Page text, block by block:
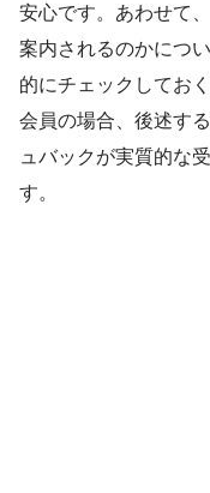
安心です。あわせて
案内されるのかにつ
的にチェックしてお
会員の場合、後述す
ュバックが実質的な
す。